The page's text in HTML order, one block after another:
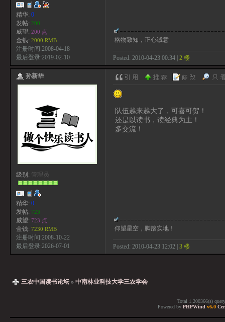
精华: 0
发帖: 200
威望: 200 点
金钱: 2000 RMB
注册时间:2008-04-18
最后登录:2019-02-10
格物致知，正心诚意
Posted: 2010-04-23 00:34 | 2 楼
孙新华
级别: 管理员
精华: 0
发帖: 723
威望: 723 点
金钱: 7230 RMB
注册时间:2008-10-22
最后登录:2026-07-01
队伍越来越大了，可喜可贺！
还是以读书，读经典为主！
多交流！
仰望星空，脚踏实地！
Posted: 2010-04-23 12:02 | 3 楼
三农中国读书论坛 » 中南林业科技大学三农学会
Total 1.200366(s)
Powered by PHPWind v6.0